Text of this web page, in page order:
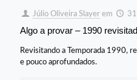
Júlio Oliveira Slayer em
Algo a provar – 1990
Revisitando a Temporada 1990,
e pouco aprofundados.